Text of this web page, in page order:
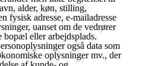
alder, køn, stilling,
fysisk adresse, e-mailadresse
uanset om de vedrører
bopæl eller arbejdsplads.
også data som
oplysninger mv., der